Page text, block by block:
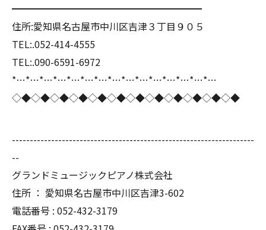
━━━━━━━━━━━━━━━━━━━━
住所:愛知県名古屋市中川区吉津３丁目９０５
TEL:.052-414-4555
TEL:.090-6591-6972
*…*…*…*…*…*…*…*…*…*…*…*…*…*…*…
◇◆◇◆◇◆◇◆◇◆◇◆◇◆◇◆◇◆◇◆◇◆◇◆
--------------------------------------------------------------------
--
グランドミュージックピアノ株式会社
住所 ： 愛知県名古屋市中川区吉津3-602
電話番号 : 052-432-3179